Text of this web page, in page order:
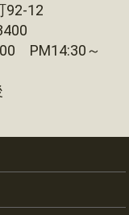
92-12
PM14:30～